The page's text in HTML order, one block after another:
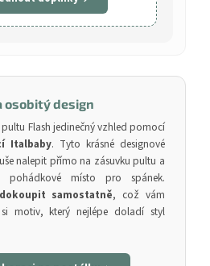
osobitý design
Flash jedinečný vzhled pomocí
Italbaby. Tyto krásné designové
nalepit přímo na zásuvku pultu a
místo pro spánek.
samostatně, což vám
motiv, který nejlépe doladí styl